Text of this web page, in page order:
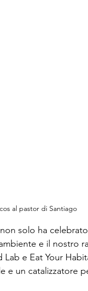
al pastor di Santiago
solo ha
e il nostro
e Eat Your
e un catalizzatore